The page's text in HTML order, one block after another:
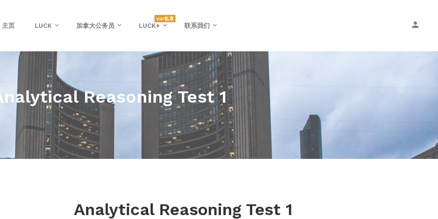
主页 LUCK 加拿大公务员 LUCK+
VIP私享
联系我们
Reasoning Test 1
Analytical Reasoning Test 1